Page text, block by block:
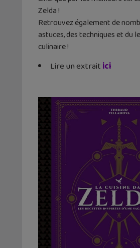
Zelda !
Retrouvez également de
astuces, des techniques et du
culinaire !
Lire un extraitici